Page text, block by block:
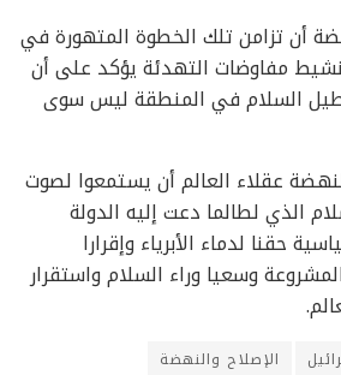
أن تزامن تلك الخطوة المتهورة في
مفاوضات التهدئة يؤكد على أن
السلام في المنطقة ليس سوى
عقلاء العالم أن يستمعوا لصوت
الذي لطالما دعت إليه الدولة
حقنا لدماء الأبرياء وإقرارا
وسعيا وراء السلام واستقرار
الإصلاح والنهضة